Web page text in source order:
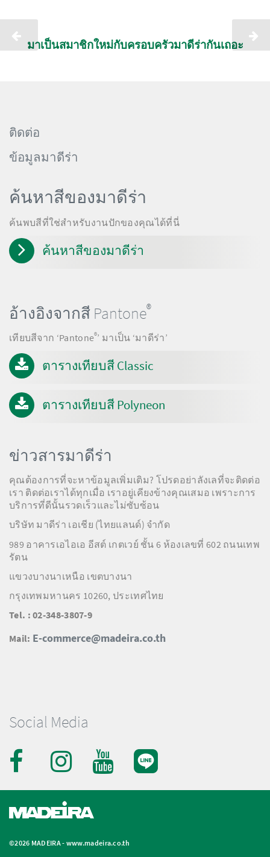
มาเป็นสมาชิกใหม่กับครอบครัวมาดีร่ากันเถอะ
ติดต่อ
ข้อมูลมาดีร่า
Social Media
ค้นหาสีของมาดีร่า
ค้นพบสีที่ใช่สำหรับงานปักของคุณได้ที่นี่
ค้นหาสีของมาดีร่า
อ้างอิงจากสี Pantone®
เทียบสีจาก ‘Pantone®’ มาเป็น ‘มาดีร่า’
ตารางเทียบสี Classic
ตารางเทียบสี Polyneon
ข่าวสารมาดีร่า
คุณต้องการที่จะหาข้อมูลเพิ่มเติม? โปรดอย่าลังเลที่จะติดต่อ
เรา ติดต่อเราได้ทุกเมื่อ เราอยู่เคียงข้างคุณเสมอ เพราะการ
บริการที่ดีนั้นรวดเร็วและไม่ซับซ้อน
บริษัท มาดีร่า เอเชีย (ไทยแลนด์) จำกัด
989 อาคารเอไอเอ อีสต์ เกตเวย์ ชั้น 6 ห้องเลขที่ 602 ถนนเทพ
รัตน
แขวงบางนาเหนือ เขตบางนา
กรุงเทพมหานคร 10260, ประเทศไทย
Tel. : 02-348-3807-9
Mail: E-commerce@madeira.co.th
©2026 MADEIRA - www.madeira.co.th